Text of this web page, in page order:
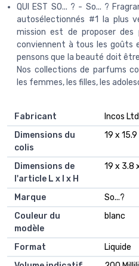
QUI EST SO... ? - So... ?
autosélectionnés #1 la plus
mission est de proposer
conviennent à tous les goûts
pensons que la beauté doit
Nos collections de parfums
les femmes, les filles, les
Fabricant
‎Incos Ltd
Dimensions du
colis
‎19 x
Dimensions de
l'article L x l x H
‎19 x 3.8
Marque
‎So...?
Couleur du
modèle
‎blanc
Format
‎Liquide